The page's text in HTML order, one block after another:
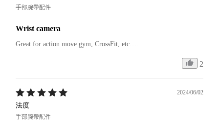
手部腕帶配件
Wrist camera
Great for action move gym, CrossFit, etc….
2
2024/06/02
法度
手部腕帶配件